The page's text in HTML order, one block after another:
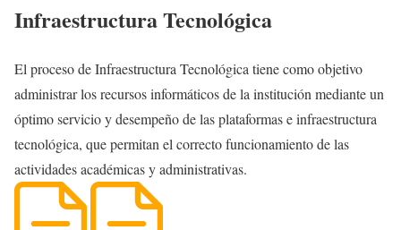
Infraestructura Tecnológica
El proceso de Infraestructura Tecnológica tiene como objetivo
administrar los recursos informáticos de la institución mediante un
óptimo servicio y desempeño de las plataformas e infraestructura
tecnológica, que permitan el correcto funcionamiento de las
actividades académicas y administrativas.